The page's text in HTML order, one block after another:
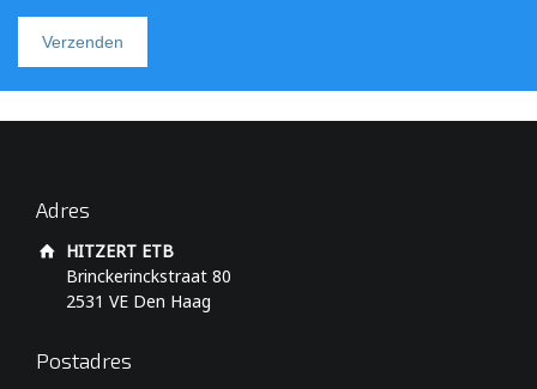
Adres
HITZERT ETB
Brinckerinckstraat 80
2531 VE Den Haag
Postadres